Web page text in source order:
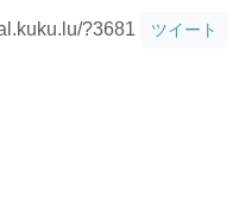
?3681 ツイート